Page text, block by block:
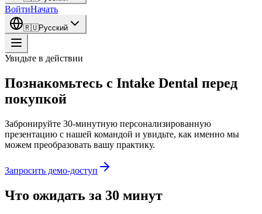
ВойтиНачать
🇷🇺Русский
Увидьте в действии
Познакомьтесь с Intake Dental перед
покупкой
Забронируйте 30-минутную персонализированную
презентацию с нашей командой и увидьте, как именно мы
можем преобразовать вашу практику.
Запросить демо-доступ
Что ожидать за 30 минут